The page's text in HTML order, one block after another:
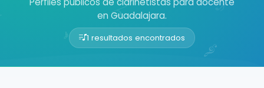
en Guadalajara.
1 resultados encontrados
Buscador de músicos